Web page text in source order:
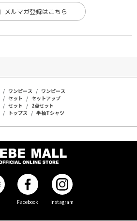
メルマガ登録はこちら
ワンピース
ワンピース
セット
セットアップ
セット
2点セット
トップス 半袖Tシャツ
Facebook Instagram